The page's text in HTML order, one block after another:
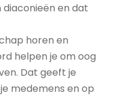
en dat
horen en
helpen je om oog
Dat geeft je
medemens en op